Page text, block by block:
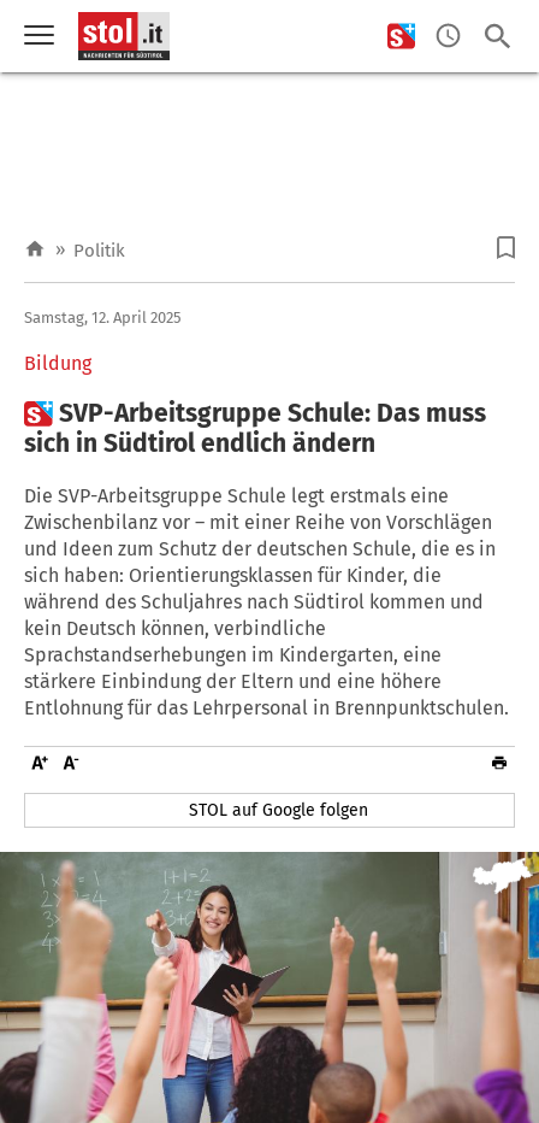
» Politik
Bildung
Samstag, 12. April 2025
SVP-Arbeitsgruppe Schule: Das muss
sich in Südtirol endlich ändern
Die SVP-Arbeitsgruppe Schule legt erstmals eine
Zwischenbilanz vor – mit einer Reihe von Vorschlägen
und Ideen zum Schutz der deutschen Schule, die es in
sich haben: Orientierungsklassen für Kinder, die
während des Schuljahres nach Südtirol kommen und
kein Deutsch können, verbindliche
Sprachstandserhebungen im Kindergarten, eine
stärkere Einbindung der Eltern und eine höhere
Entlohnung für das Lehrpersonal in Brennpunktschulen.
STOL auf Google folgen